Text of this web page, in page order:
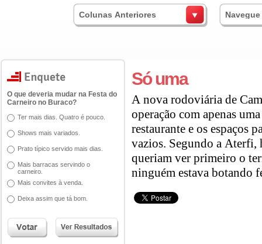
Colunas Anteriores
O que deveria mudar na Festa do
Carneiro no Buraco?
Ter mais dias. Quatro é pouco.
Shows mais variados.
Prato típico servido mais dias.
Mais barracas servindo o
carneiro.
Mais convites à venda.
Deixa assim que tá bom.
Só uma
A nova rodoviária de
operação com apenas
restaurante e os espaços
vazios. Segundo a Aterfi,
queriam ver primeiro o
ninguém estava botando